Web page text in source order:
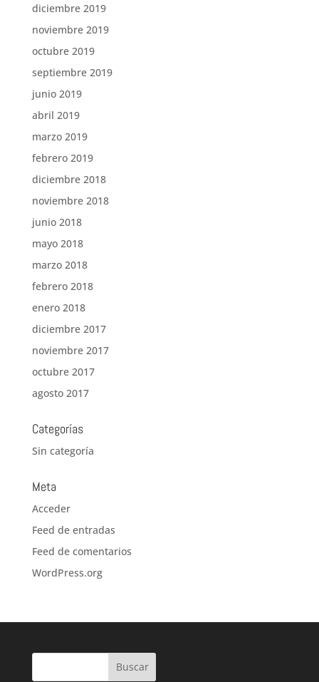
diciembre 2019
noviembre 2019
octubre 2019
septiembre 2019
junio 2019
abril 2019
marzo 2019
febrero 2019
diciembre 2018
noviembre 2018
junio 2018
mayo 2018
marzo 2018
febrero 2018
enero 2018
diciembre 2017
noviembre 2017
octubre 2017
agosto 2017
Categorías
Sin categoría
Meta
Acceder
Feed de entradas
Feed de comentarios
WordPress.org